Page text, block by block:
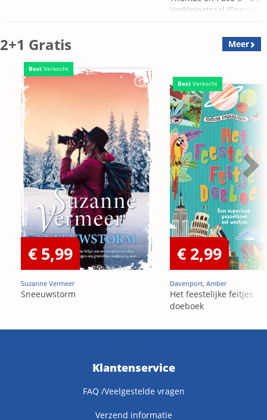
Verkleinstraal (Special
2+1 Gratis Meer
Best Verkocht
€ 5,99
Suzanne Vermeer
Sneeuwstorm
Best Verkocht
€ 2,99
Davenport, Amber
Het feestelijke feitjes
doeboek
Klantenservice
FAQ /Veelgestelde vragen
Verzend informatie